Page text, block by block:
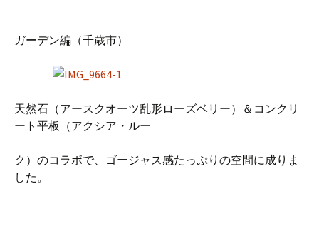
ガーデン編（千歳市）
天然石（アースクオーツ乱形ローズベリー）＆コンクリ
ート平板（アクシア・ルー
ク）のコラボで、ゴージャス感たっぷりの空間に成りま
した。